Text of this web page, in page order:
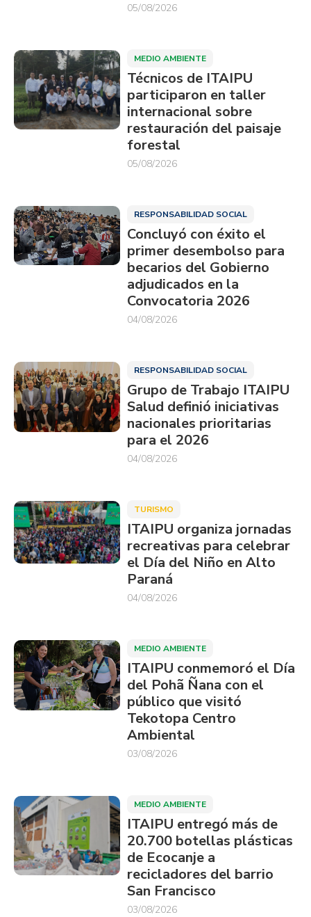
05/08/2026
MEDIO AMBIENTE
Técnicos de ITAIPU
participaron en taller
internacional sobre
restauración del paisaje
forestal
05/08/2026
RESPONSABILIDAD SOCIAL
Concluyó con éxito el
primer desembolso para
becarios del Gobierno
adjudicados en la
Convocatoria 2026
04/08/2026
RESPONSABILIDAD SOCIAL
Grupo de Trabajo ITAIPU
Salud definió iniciativas
nacionales prioritarias
para el 2026
04/08/2026
TURISMO
ITAIPU organiza jornadas
recreativas para celebrar
el Día del Niño en Alto
Paraná
04/08/2026
MEDIO AMBIENTE
ITAIPU conmemoró el Día
del Pohã Ñana con el
público que visitó
Tekotopa Centro
Ambiental
03/08/2026
MEDIO AMBIENTE
ITAIPU entregó más de
20.700 botellas plásticas
de Ecocanje a
recicladores del barrio
San Francisco
03/08/2026